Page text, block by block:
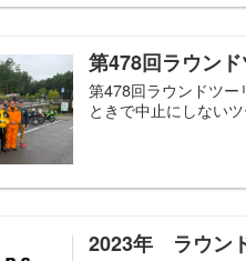
第478回ラウン
第478回ラウンドツ
ときで中止にしない
2023年 ラウン